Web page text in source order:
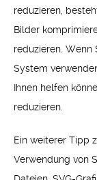
reduzieren,
Bilder
reduzieren.
System
Ihnen helfen
reduzieren.
Ein weiterer Tipp
Verwendung von